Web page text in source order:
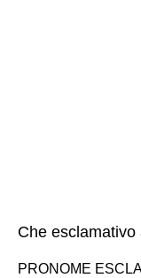
Che
PRONOME